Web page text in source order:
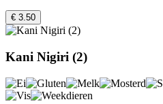
€ 3.50
Kani Nigiri (2)